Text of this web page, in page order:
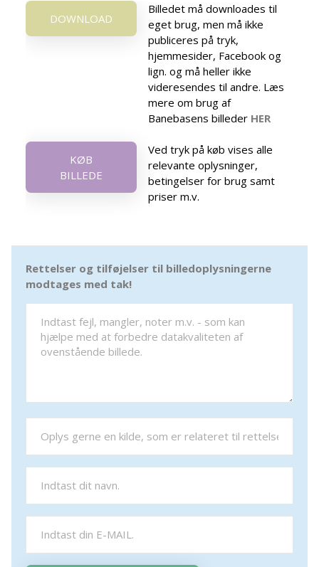
DOWNLOAD
Billedet må downloades til
eget brug, men må ikke
publiceres på tryk,
hjemmesider, Facebook og
lign. og må heller ikke
videresendes til andre. Læs
mere om brug af
Banebasens billeder HER
KØB
BILLEDE
Ved tryk på køb vises alle
relevante oplysninger,
betingelser for brug samt
priser m.v.
Rettelser og tilføjelser til billedoplysningerne
modtages med tak!